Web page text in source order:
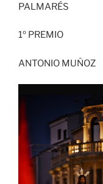
PALMARÉS
1º PREMIO
ANTONIO MUÑOZ